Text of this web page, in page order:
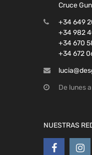
Cruce
+34 649
+34 982
+34 670
+34 672
De lunes
NUESTRAS